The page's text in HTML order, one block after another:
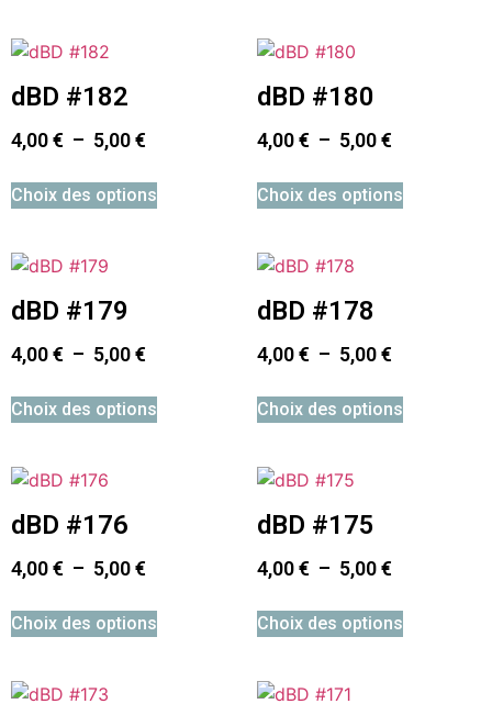
dBD #182
4,00€ – 5,00€
Choix des options
dBD #180
4,00€ – 5,00€
Choix des options
dBD #179
4,00€ – 5,00€
Choix des options
dBD #178
4,00€ – 5,00€
Choix des options
dBD #176
4,00€ – 5,00€
Choix des options
dBD #175
4,00€ – 5,00€
Choix des options